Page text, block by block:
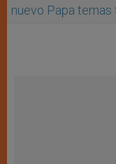
nuevo Papa temas